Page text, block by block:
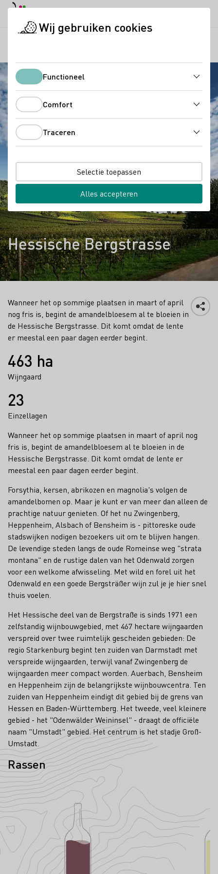
Hessische Bergstrasse
Wanneer het op sommige plaatsen in maart of april
nog fris is, begint de amandelbloesem al te bloeien in
de Hessische Bergstrasse. Dit komt omdat de lente
er meestal een paar dagen eerder begint.
Feiten
463 ha
Wijngaard
23
Einzellagen
Wanneer het op sommige plaatsen in maart of april nog
fris is, begint de amandelbloesem al te bloeien in de
Hessische Bergstrasse. Dit komt omdat de lente er
meestal een paar dagen eerder begint.
Forsythia, kersen, abrikozen en magnolia's volgen de
amandelbomen op. Maar je kunt er van meer dan alleen de
prachtige natuur genieten. Of het nu Zwingenberg,
Heppenheim, Alsbach of Bensheim is - pittoreske oude
stadswijken nodigen bezoekers uit om te blijven hangen.
De levendige steden langs de oude Romeinse weg "strata
montana" en de rustige dalen van het Odenwald zorgen
voor een welkome afwisseling. Met wild en forel uit het
Odenwald en een goede Bergsträßer wijn zul je je hier snel
thuis voelen.
Het Hessische deel van de Bergstraße is sinds 1971 een
zelfstandig wijnbouwgebied, met 467 hectare wijngaarden
verspreid over twee ruimtelijk gescheiden gebieden: De
regio Starkenburg begint ten zuiden van Darmstadt met
verspreide wijngaarden, terwijl vanaf Zwingenberg de
wijngaarden meer compact worden. Auerbach, Bensheim
en Heppenheim zijn de belangrijkste wijnbouwcentra. Ten
zuiden van Heppenheim eindigt dit gebied bij de grens van
Hessen en Baden-Württemberg. Het tweede, veel kleinere
gebied - het "Odenwälder Weininsel" - draagt de officiële
naam "Umstadt" gebied. Het centrum is het stadje Groß-
Umstadt.
Rassen
Wij gebruiken cookies
FunctioneelFunctioneel
Comfort
Traceren
Selectie toepassen
Alles accepteren